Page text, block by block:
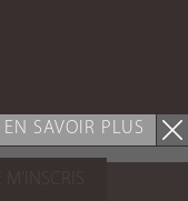
EN SAVOIR PLUS